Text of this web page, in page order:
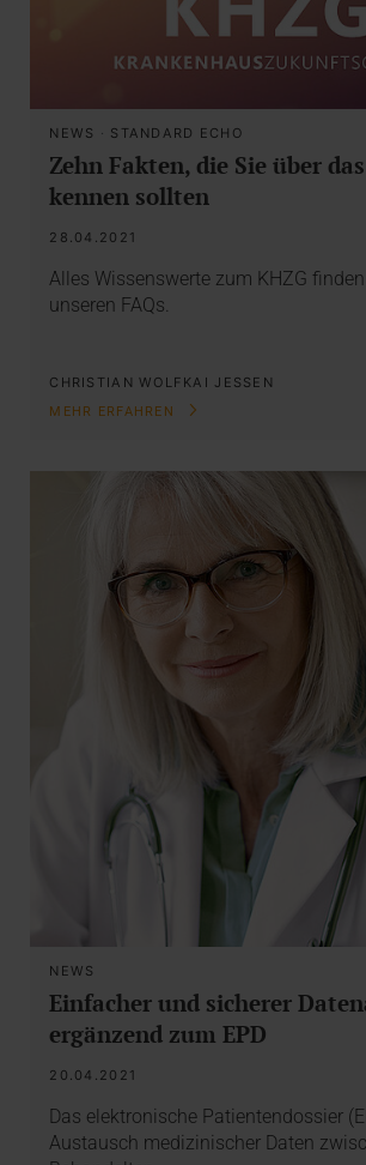
NEWS · STANDARD ECHO
Zehn Fakten, die Sie über
kennen sollten
28.04.2021
Alles Wissenswerte zum KHZG
unseren FAQs.
CHRISTIAN WOLF KAI JESSEN
MEHR ERFAHREN
NEWS
Einfacher und sicherer
ergänzend zum EPD
20.04.2021
Das elektronische Patientendossier
Austausch medizinischer Daten